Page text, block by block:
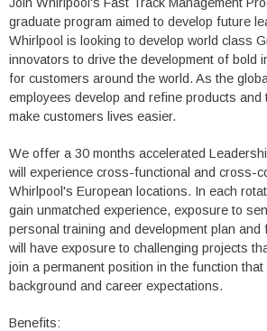
graduate program aimed to develop future
Whirlpool is looking to develop world class
innovators to drive the development of bold
for customers around the world. As the
employees develop and refine products and
make customers lives easier.
We offer a 30 months accelerated
will experience cross-functional and cross-
Whirlpool's European locations. In each
gain unmatched experience, exposure to
personal training and development plan and
will have exposure to challenging projects
join a permanent position in the function
background and career expectations.
Benefits: